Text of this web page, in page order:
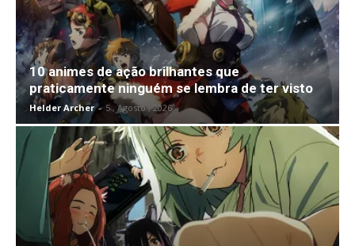
10 animes de ação brilhantes que
praticamente ninguém se lembra de ter visto
Helder Archer - 5 , Agosto , 2026